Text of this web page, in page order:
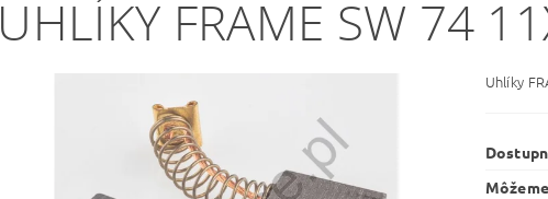
UHLÍKY FRAME SW 74
Uhlíky